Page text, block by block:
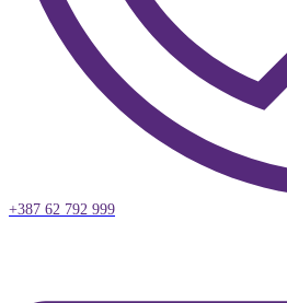
+387 62 792 999